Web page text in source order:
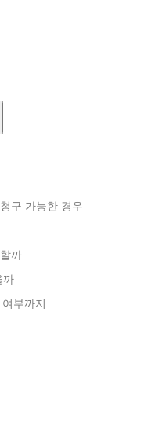
구 가능한 경우
까
까
부까지